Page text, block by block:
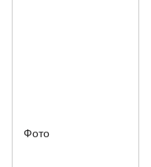
Фото